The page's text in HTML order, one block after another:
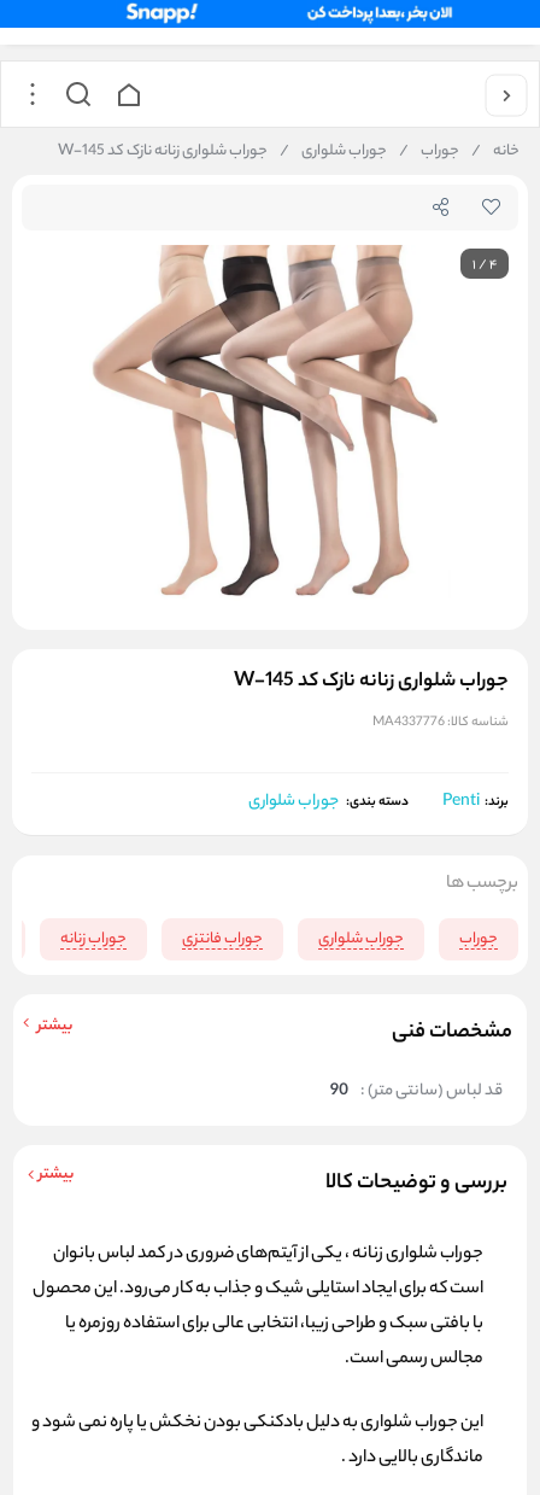
خانه / جوراب / جوراب شلواری / جوراب شلواری زنانه نازک کد W-145
1/4
جوراب شلواری زنانه نازک کد W-145
شناسه کالا:MA4337776
برند: Penti دسته بندی: جوراب شلواری
مشخصات فنی بیشتر
قد لباس (سانتی متر) : 90
بررسی و توضیحات کالا بیشتر
جوراب شلواری زنانه، یکی از آیتم‌های ضروری در کمد لباس بانوان
است که برای ایجاد استایلی شیک و جذاب به کار می‌رود. این محصول
با بافتی سبک و طراحی زیبا، انتخابی عالی برای استفاده روزمره یا
مجالس رسمی است.
این جوراب شلواری به دلیل بادکنکی بودن نخکش یا پاره نمی شود و
ماندگاری بالایی دارد .
برچسب ها
جوراب جوراب شلواری جوراب فانتزی جوراب زنانه